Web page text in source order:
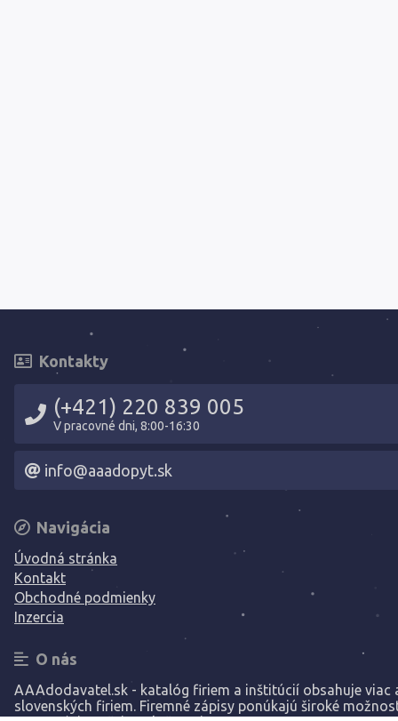
Kontakty
(+421) 220 839 005
V pracovné dni, 8:00-16:30
info@aaadopyt.sk
Navigácia
Úvodná stránka
Kontakt
Obchodné podmienky
Inzercia
O nás
AAAdodavatel.sk - katalóg firiem a inštitúcií obsahuje viac
slovenských firiem. Firemné zápisy ponúkajú široké